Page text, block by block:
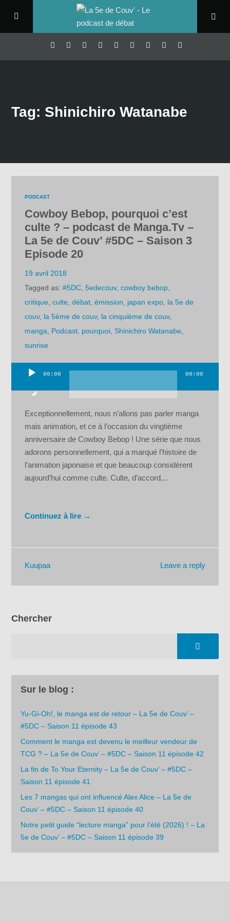
Tag: Shinichiro Watanabe
PODCAST
Cowboy Bebop, pourquoi c’est
culte ? – podcast de Manga.Tv –
La 5e de Couv’ #5DC – Saison 3
Episode 20
19 avril 2018
Tagged as:#5DC ,5edecouv,cowboy bebop
critique ,culte ,débat ,émission japan expo la 5e de
couv, la 5ème de couv, la cinquième de couv,
manga
Podcast pourquoi ,Shinichiro Watanabe
sunrise
00:00 00:00
Exceptionnellement, nous n’allons pas parler manga
mais animation, et ce à l’occasion du vingtième
anniversaire de Cowboy Bebop ! Une série que nous
adorons personnellement, qui a marqué l’histoire de
l’animation japonaise et que beaucoup considèrent
aujourd’hui comme culte. Culte, d’accord,...
Continuez à lire →
Leave a reply
Kuupaa
Chercher
Sur le blog :
Yu-Gi-Oh!, le manga est de retour – La 5e de Couv’ –
#5DC – Saison 11 épisode 43
Comment le manga est devenu le meilleur vendeur de
TCG ? – La 5e de Couv’ – #5DC – Saison 11 épisode 42
La fin de To Your Eternity – La 5e de Couv’ – #5DC –
Saison 11 épisode 41
Les 7 mangas qui ont influencé Alex Alice – La 5e de
Couv’ – #5DC – Saison 11 épisode 40
Notre petit guide “lecture manga” pour l’été (2026) ! – La
5e de Couv’ – #5DC – Saison 11 épisode 39